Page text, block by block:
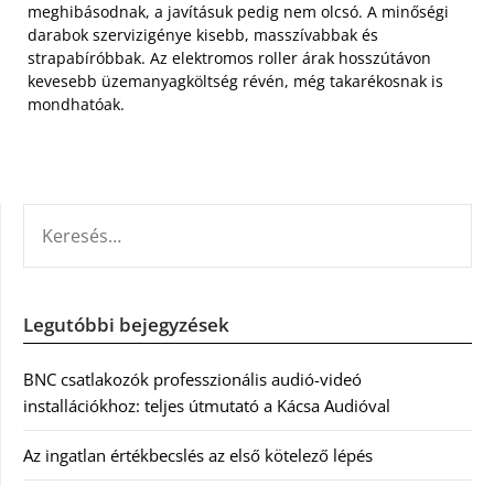
meghibásodnak, a javításuk pedig nem olcsó. A minőségi
darabok szervizigénye kisebb, masszívabbak és
strapabíróbbak. Az elektromos roller árak hosszútávon
kevesebb üzemanyagköltség révén, még takarékosnak is
mondhatóak.
Legutóbbi bejegyzések
BNC csatlakozók professzionális audió-videó
installációkhoz: teljes útmutató a Kácsa Audióval
Az ingatlan értékbecslés az első kötelező lépés